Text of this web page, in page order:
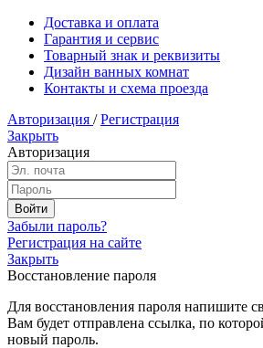
Доставка и оплата
Гарантия и сервис
Товарный знак и реквизиты
Дизайн ванных комнат
Контакты и схема проезда
Авторизация / Регистрация
Закрыть
Авторизация
Забыли пароль?
Регистрация на сайте
Закрыть
Восстановление пароля
Для восстановления пароля напишите
Вам будет отправлена ссылка, по
новый пароль.